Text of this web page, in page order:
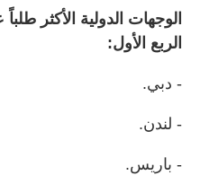
الوجهات الدولية الأكثر
الربع الأول:
- دبي.
- لندن.
- باريس.